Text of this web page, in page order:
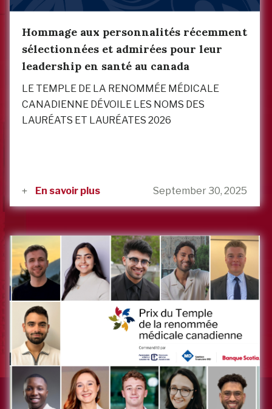
Hommage aux personnalités récemment
sélectionnées et admirées pour leur
leadership en santé au canada
LE TEMPLE DE LA RENOMMÉE MÉDICALE
CANADIENNE DÉVOILE LES NOMS DES
LAURÉATS ET LAURÉATES 2026
En savoir plus September 30, 2025